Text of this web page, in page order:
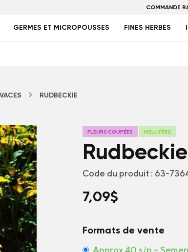
COMMANDE
GERMES ET MICROPOUSSES FINES HERBES
RUDBECKIE
FLEURS COUPÉES MELLIFÈRE
Code du produit : 63-
7,09$
Formats de vente
Approx 40 s/p –